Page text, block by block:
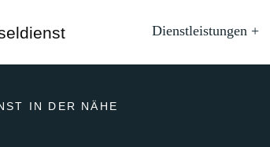
Dienstleistungen +
IN DER NÄHE